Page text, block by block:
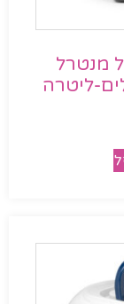
מנטרל
ליטרה